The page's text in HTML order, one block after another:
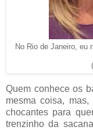
No Rio de Janeiro, eu
Quem conhece os
mesma coisa,
chocantes para
trenzinho da